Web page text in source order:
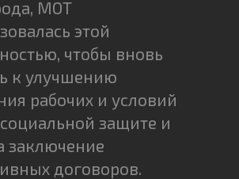
МОТ
этой
чтобы вновь
к улучшению
рабочих и условий
защите и
заключение
договоров.